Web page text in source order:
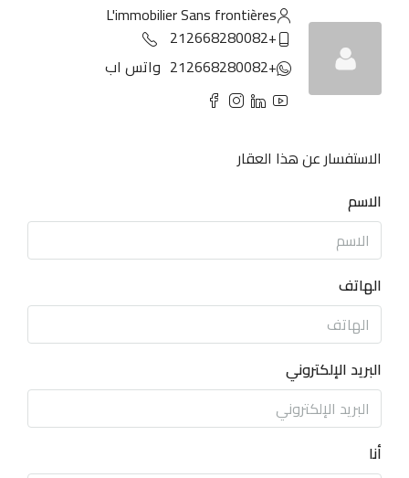
L'immobilier Sans frontières
+212668280082
+212668280082
واتس اب
الاستفسار عن هذا العقار
الاسم
الهاتف
البريد الإلكتروني
أنا